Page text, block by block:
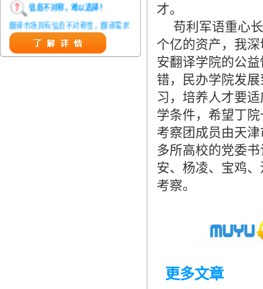
信息不对称，难以选择！
翻译市场具有信息不对称性，翻译需求
方在获得翻译结果前，甚至在获得翻译
结果后，都无法准确判定翻译质量。从
才。
苟利军语重心长
个亿的资产，我
安翻译学院的公
错，民办学院发
习，培养人才要
学条件，希望丁
考察团成员由天
多所高校的党委
安、杨凌、宝鸡
考察。
更多文章